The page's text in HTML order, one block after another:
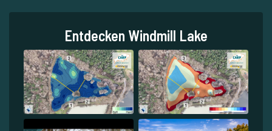
Entdecken Windmill Lake